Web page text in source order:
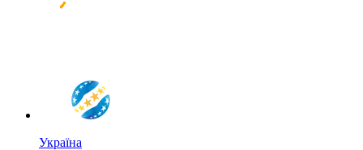
Україна